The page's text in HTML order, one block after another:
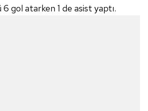
6 gol atarken 1 de asist yaptı.